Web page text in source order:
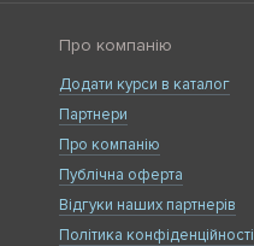
Про компанію
Додати курси в каталог
Партнери
Про компанію
Публічна оферта
Відгуки наших партнерів
Політика конфіденційності